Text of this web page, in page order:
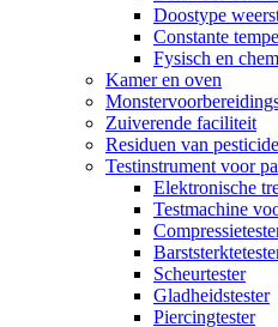
Doostype
Constante
Fysisch en
Kamer en oven
Zuiverende faciliteit
Residuen van
Testinstrument voor
Elektronische
Testmachine
Scheurtester
Gladheidstester
Piercingtester